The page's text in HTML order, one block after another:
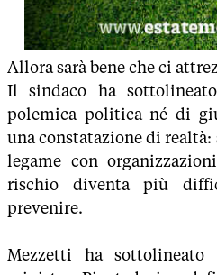
Allora sarà bene che ci
Il sindaco ha
polemica politica né di
una constatazione di realtà:
legame con
rischio diventa più
prevenire.
Mezzetti ha